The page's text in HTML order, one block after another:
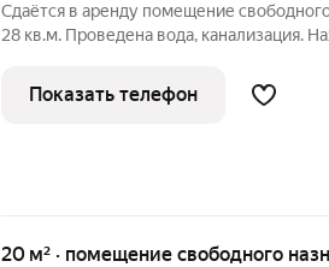
Сдаётся в аренду помещение
28 кв.м. Проведена вода, канализация.
указанному в объявлении, или
удобное для
Показать телефон
20 м² · помещение свободного